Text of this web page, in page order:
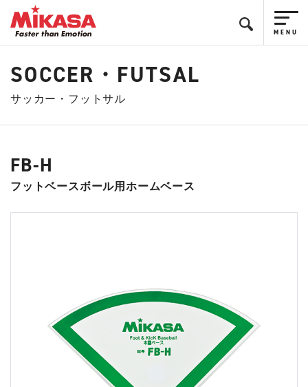
SOCCER・FUTSAL
サッカー・フットサル
FB-H
フットベースボール用ホームベース